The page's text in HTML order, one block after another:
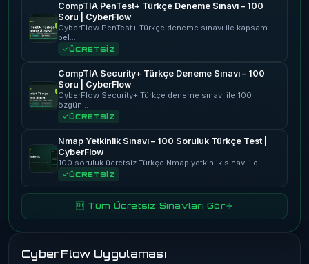
CompTIA PenTest+ Türkçe Deneme Sınavı – 100
Soru | CyberFlow
CyberFlow PenTest+ Türkçe deneme sınavı ile kapsam
bel…
ÜCRETSİZ
CompTIA Security+ Türkçe Deneme Sınavı – 100
Soru | CyberFlow
CyberFlow Security+ Türkçe deneme sınavı ile 100
özgün…
ÜCRETSİZ
Nmap Yetkinlik Sınavı – 100 Soruluk Türkçe Test |
CyberFlow
100 soruluk ücretsiz Türkçe Nmap yetkinlik sınavı ile…
ÜCRETSİZ
🆓 Tüm Ücretsiz Sınavları Gör
CyberFlow Uygulaması